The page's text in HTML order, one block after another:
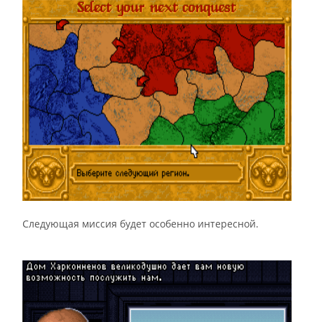
Следующая миссия будет особенно интересной.